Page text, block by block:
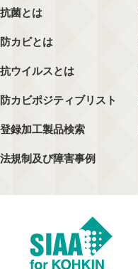
抗菌とは
防カビとは
抗ウイルスとは
防カビポジティブリスト
登録加工製品検索
法規制及び障害事例